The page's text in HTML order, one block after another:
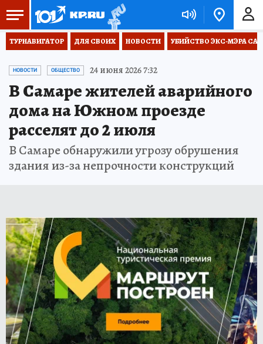
ТУРНАВИГАТОР ДЛЯ СВОИХ НОВОСТИ УБИЙСТВО ЭКС-МЭРА
НОВОСТИ ОБЩЕСТВО 24 июня 2026 7:32
В Самаре жителей аварийного
дома на Южном проезде
расселят до 2 июля
В Самаре обнаружили угрозу обрушения
здания из-за непрочности конструкций